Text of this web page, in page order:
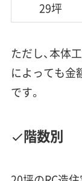
29坪
ただし、本体
によっても金
です。
階数別